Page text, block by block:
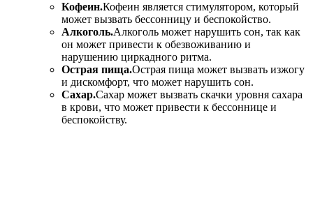
Кофеин.Кофеин является стимулятором, который
может вызвать бессонницу и беспокойство.
Алкоголь.Алкоголь может нарушить сон, так как
он может привести к обезвоживанию и
нарушению циркадного ритма.
Острая пища.Острая пища может вызвать изжогу
и дискомфорт, что может нарушить сон.
Сахар.Сахар может вызвать скачки уровня сахара
в крови, что может привести к бессоннице и
беспокойству.